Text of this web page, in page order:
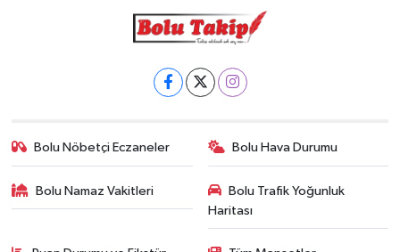
Bolu Nöbetçi Eczaneler Bolu Hava Durumu
Bolu Namaz Vakitleri
Bolu Trafik Yoğunluk
Haritası